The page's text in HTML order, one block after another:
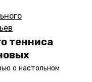
тенниса
о настольном